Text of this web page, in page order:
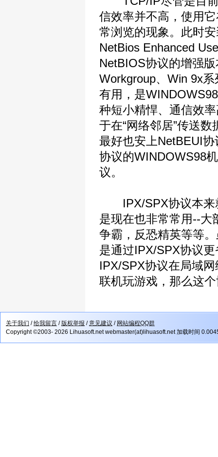
信效率并不高，使用
常浏览的现象。此时
NetBios Enhanced
NetBIOS协议的增强
Workgroup、Win 9x
有用，是
种短小精悍、通信效
于在“网络邻居”传送
最好也安上NetBEUI
协议的WINDOWS98
议。
IPX/SPX协议本来
是现在也非常常用--大
争霸，反恐精英等等
是通过IPX/SPX协议
IPX/SPX协议在局域
联机玩游戏，那么这
关于我们 /给我留言 /版权举报 /意见建议 / 网站编程QQ群
Copyright ©2003- 2026 Lihuasoft.net webmaster(at)lihuasoft.net 加载时间